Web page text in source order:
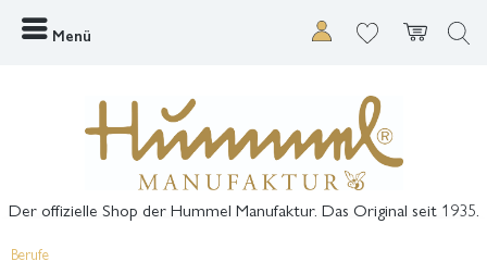
Menü
Der offizielle Shop der Hummel Manufaktur. Das Original seit 1935.
Berufe